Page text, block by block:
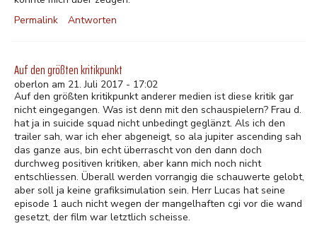
Permalink
Antworten
Auf den größten kritikpunkt
oberlon am 21. Juli 2017 - 17:02
Auf den größten kritikpunkt anderer medien ist diese kritik gar
nicht eingegangen. Was ist denn mit den schauspielern? Frau d.
hat ja in suicide squad nicht unbedingt geglänzt. Als ich den
trailer sah, war ich eher abgeneigt, so ala jupiter ascending sah
das ganze aus, bin echt überrascht von den dann doch
durchweg positiven kritiken, aber kann mich noch nicht
entschliessen. Überall werden vorrangig die schauwerte gelobt,
aber soll ja keine grafiksimulation sein. Herr Lucas hat seine
episode 1 auch nicht wegen der mangelhaften cgi vor die wand
gesetzt, der film war letztlich scheisse.